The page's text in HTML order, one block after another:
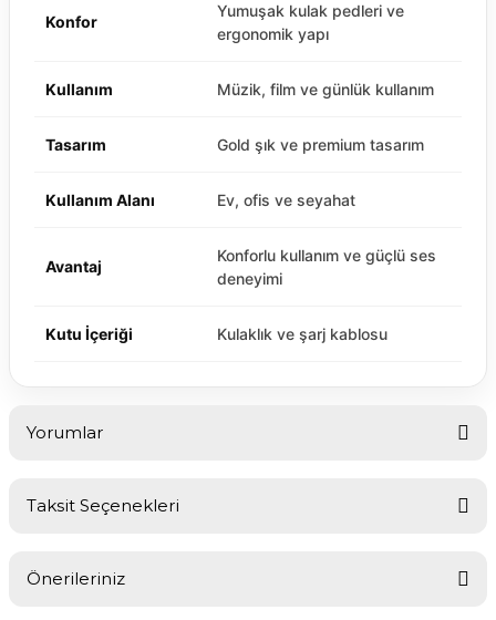
Konfor
Yumuşak kulak pedleri ve
ergonomik yapı
Kullanım Müzik, film ve günlük kullanım
Tasarım Gold şık ve premium tasarım
Kullanım Alanı Ev, ofis ve seyahat
Avantaj
Konforlu kullanım ve güçlü ses
deneyimi
Kutu İçeriği Kulaklık ve şarj kablosu
Yorumlar
Taksit Seçenekleri
Önerileriniz